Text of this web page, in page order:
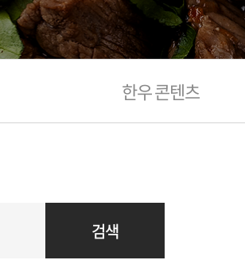
한우 콘텐츠
검색